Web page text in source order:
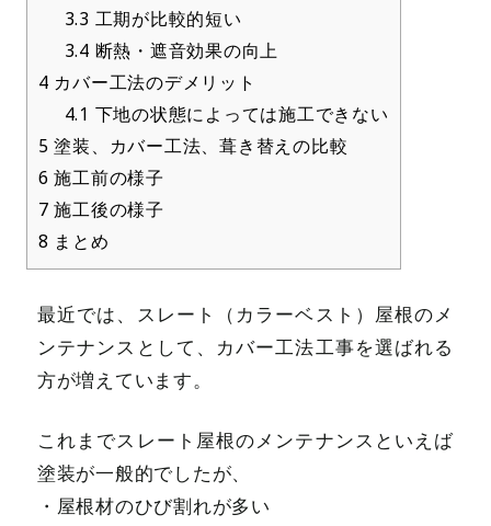
3.3 工期が比較的短い
3.4 断熱・遮音効果の向上
4 カバー工法のデメリット
4.1 下地の状態によっては施工できない
5 塗装、カバー工法、葺き替えの比較
6 施工前の様子
7 施工後の様子
8 まとめ
最近では、スレート（カラーベスト）屋根のメ
ンテナンスとして、カバー工法工事を選ばれる
方が増えています。
これまでスレート屋根のメンテナンスといえば
塗装が一般的でしたが、
・屋根材のひび割れが多い